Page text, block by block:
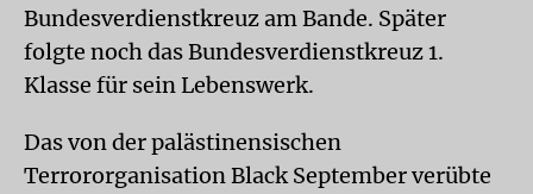
Bundesverdienstkreuz am Bande. Später
folgte noch das Bundesverdienstkreuz 1.
Klasse für sein Lebenswerk.
Das von der palästinensischen
Terrororganisation Black September verübte